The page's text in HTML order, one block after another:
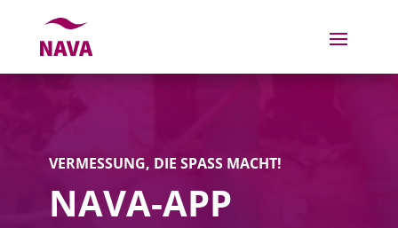
VERMESSUNG, DIE SPASS MACHT!
NAVA-APP